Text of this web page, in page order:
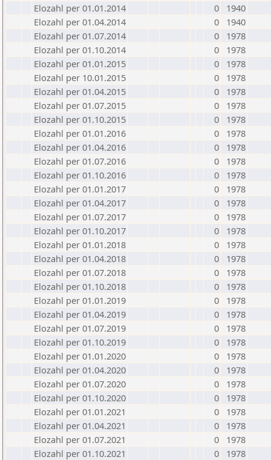
Elozahl per 01.01.2014
0
1940
Elozahl per 01.04.2014
0
1940
Elozahl per 01.07.2014
0
1978
Elozahl per 01.10.2014
0
1978
Elozahl per 01.01.2015
0
1978
Elozahl per 10.01.2015
0
1978
Elozahl per 01.04.2015
0
1978
Elozahl per 01.07.2015
0
1978
Elozahl per 01.10.2015
0
1978
Elozahl per 01.01.2016
0
1978
Elozahl per 01.04.2016
0
1978
Elozahl per 01.07.2016
0
1978
Elozahl per 01.10.2016
0
1978
Elozahl per 01.01.2017
0
1978
Elozahl per 01.04.2017
0
1978
Elozahl per 01.07.2017
0
1978
Elozahl per 01.10.2017
0
1978
Elozahl per 01.01.2018
0
1978
Elozahl per 01.04.2018
0
1978
Elozahl per 01.07.2018
0
1978
Elozahl per 01.10.2018
0
1978
Elozahl per 01.01.2019
0
1978
Elozahl per 01.04.2019
0
1978
Elozahl per 01.07.2019
0
1978
Elozahl per 01.10.2019
0
1978
Elozahl per 01.01.2020
0
1978
Elozahl per 01.04.2020
0
1978
Elozahl per 01.07.2020
0
1978
Elozahl per 01.10.2020
0
1978
Elozahl per 01.01.2021
0
1978
Elozahl per 01.04.2021
0
1978
Elozahl per 01.07.2021
0
1978
Elozahl per 01.10.2021
0
1978